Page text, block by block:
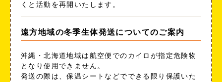
くと活動を再開いたします。
遠方地域の冬季生体発送についてのご案内
沖縄・北海道地域は航空便でのカイロが指定危険物
となり使用できません。
発送の際は、保温シートなどでできる限り保護いた